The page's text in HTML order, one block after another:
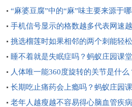
案最新9月19日
“麻婆豆腐”中的“麻”味主要来源于
案最新9.19
手机信号显示的格数越多代表网速
最新9.18
挑选榴莲时如果相邻的两个刺能轻
了没？蚂蚁庄园课堂今天答案最新9
睡不着就是失眠症吗？蚂蚁庄园课
人体唯一能360度旋转的关节是什
9.17
长期吃止痛药会上瘾吗？蚂蚁庄园
老年人越瘦越不容易得心脑血管疾